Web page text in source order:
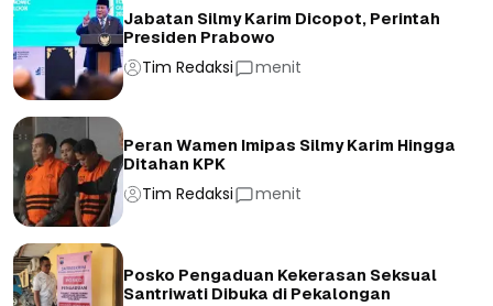
Jabatan Silmy Karim Dicopot, Perintah
Presiden Prabowo
Tim Redaksi menit
Peran Wamen Imipas Silmy Karim Hingga
Ditahan KPK
Tim Redaksi menit
Posko Pengaduan Kekerasan Seksual
Santriwati Dibuka di Pekalongan